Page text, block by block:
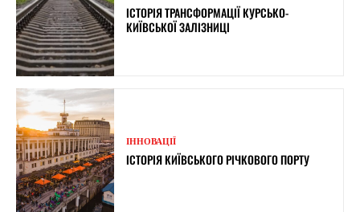
ІСТОРІЯ ТРАНСФОРМАЦІЇ КУРСЬКО-
КИЇВСЬКОЇ ЗАЛІЗНИЦІ
ІННОВАЦІЇ
ІСТОРІЯ КИЇВСЬКОГО РІЧКОВОГО ПОРТУ